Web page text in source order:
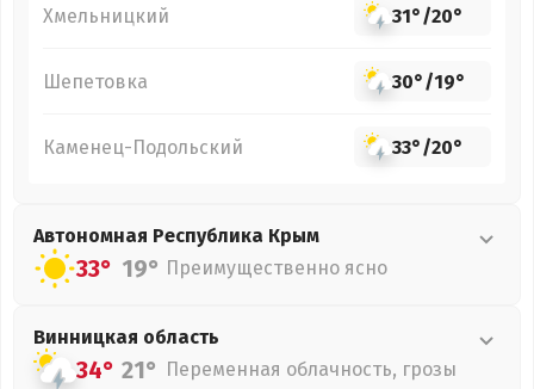
Хмельницкий 31°/20°
Шепетовка 30°/19°
Каменец-Подольский 33°/20°
Автономная Республика Крым
33° 19° Преимущественно ясно
Винницкая область
34° 21° Переменная облачность, грозы